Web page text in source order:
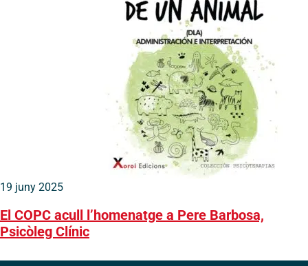
19 juny 2025
El COPC acull l’homenatge a Pere Barbosa,
Psicòleg Clínic